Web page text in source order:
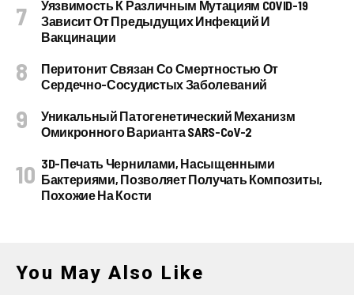
Уязвимость К Различным Мутациям COVID-19
Зависит От Предыдущих Инфекций И
Вакцинации
Перитонит Связан Со Смертностью От
Сердечно-Сосудистых Заболеваний
Уникальный Патогенетический Механизм
Омикронного Варианта SARS-CoV-2
3D-Печать Чернилами, Насыщенными
Бактериями, Позволяет Получать Композиты,
Похожие На Кости
You May Also Like